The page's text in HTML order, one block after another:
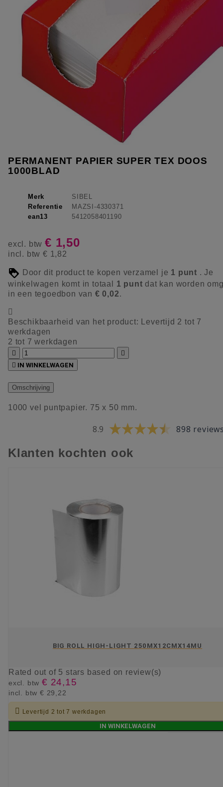
PERMANENT PAPIER SUPER TEX DOOS
1000BLAD
Merk
SIBEL
Referentie
MAZSI-4330371
ean13
5412058401190
excl. btw € 1,50
incl. btw € 1,82
Door dit product te kopen verzamel je 1 punt . Je
winkelwagen komt in totaal 1 punt dat kan worden
in een tegoedbon van € 0,02.

Beschikbaarheid van het product:
Levertijd 2 tot 7
werkdagen
2 tot 7 werkdagen


 IN WINKELWAGEN
Omschrijving
1000 vel puntpapier. 75 x 50 mm.
8.9 898
Klanten kochten ook
BIG ROLL HIGH-LIGHT 250MX12CMX14MU
Rated out of 5 stars based on review(s)
excl. btw € 24,15
incl. btw € 29,22
 Levertijd 2 tot 7 werkdagen
IN WINKELWAGEN